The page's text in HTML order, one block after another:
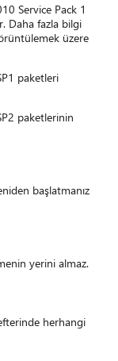
Service Pack 1
Daha fazla bilgi
üzere
paketleri
paketlerinin
başlatmanız
yerini almaz.
herhangi